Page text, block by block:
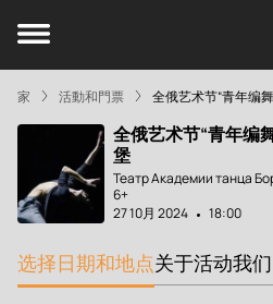
家 活動和門票 全俄艺术节“青年编
全俄艺术节“青年编
堡
Театр Академии танца
6+
27 10月 2024
18:00
选择日期和地点关于活动我